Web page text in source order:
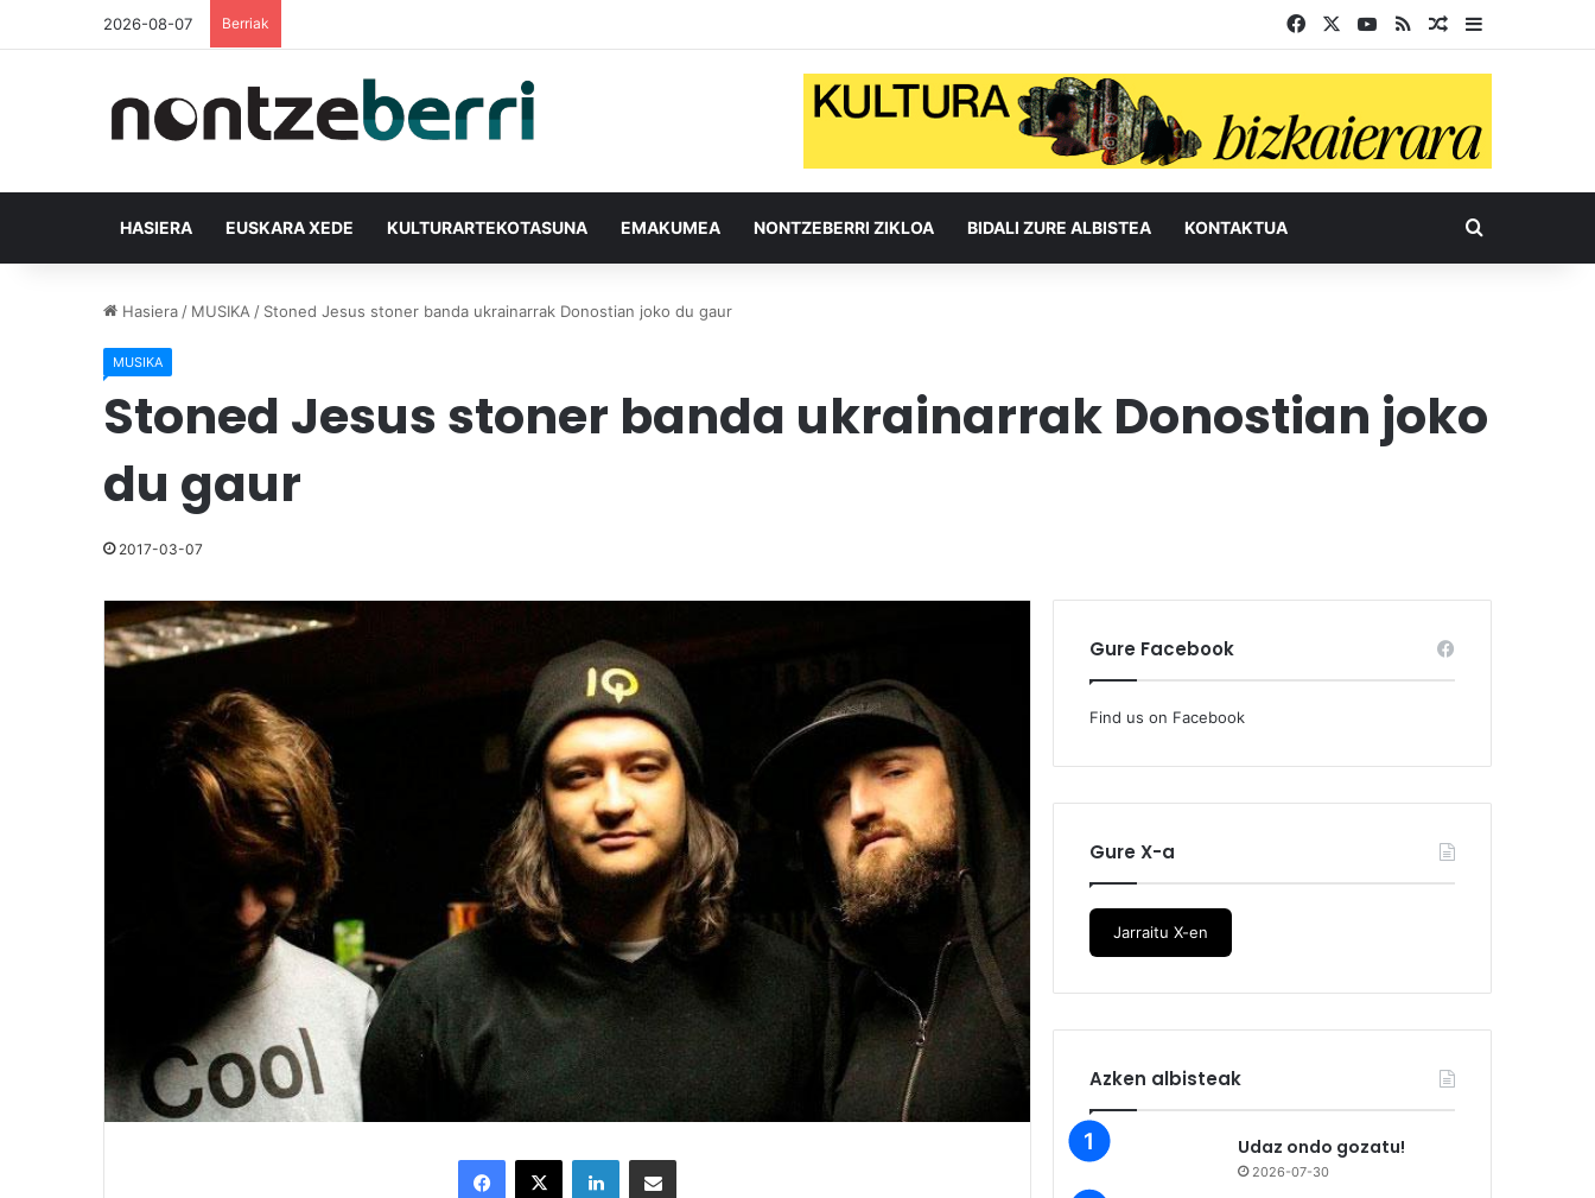
2026-08-07 Berriak Facebook YouTube
RSS Ausazko
HASIERA EUSKARA XEDE KULTURARTEKOTASUNA EMAKUMEA NONTZEBERRI ZIKLOA BIDALI ZURE ALBISTEA KONTAKTUA Bilatu
Hasiera / MUSIKA / Stoned Jesus stoner banda ukrainarrak Donostian joko du gaur
MUSIKA
Stoned Jesus stoner banda ukrainarrak Donostian joko
du gaur
2017-03-07
Gure Facebook
Find us on Facebook
Gure X-a
Jarraitu X-en
Azken albisteak
Udaz ondo gozatu!
2026-07-30